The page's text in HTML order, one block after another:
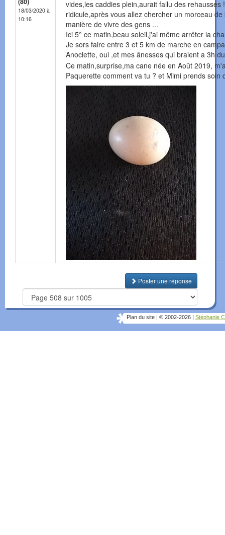
18/03/2020 à
10:16
vides,les caddies plein,aurait fallu des
ridicule,après vous allez chercher un morceau
manière de vivre des gens ...
Ici 5° ce matin,beau soleil,j'ai même arrêter la
Je sors faire entre 3 et 5 km de marche en
Anoclette, oui ,et mes ânesses qui braient a 3h
Ce matin,surprise,ma cane née en Août 2019,
Paquerette comment va tu ? et Mimi prends soin
Poster une réponse
Plan du site © 2002-2026 Stéphanie C